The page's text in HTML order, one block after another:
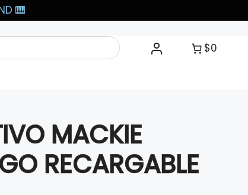
🎹​
$0
MACKIE
RECARGABLE